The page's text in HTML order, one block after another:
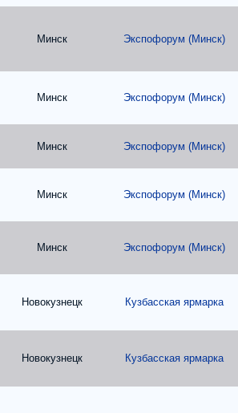
Минск Экспофорум (Минск)
Минск Экспофорум (Минск)
Минск Экспофорум (Минск)
Минск Экспофорум (Минск)
Минск Экспофорум (Минск)
Новокузнецк Кузбасская ярмарка
Новокузнецк Кузбасская ярмарка